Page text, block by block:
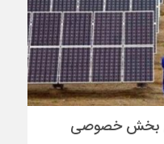
بخش خصوصی